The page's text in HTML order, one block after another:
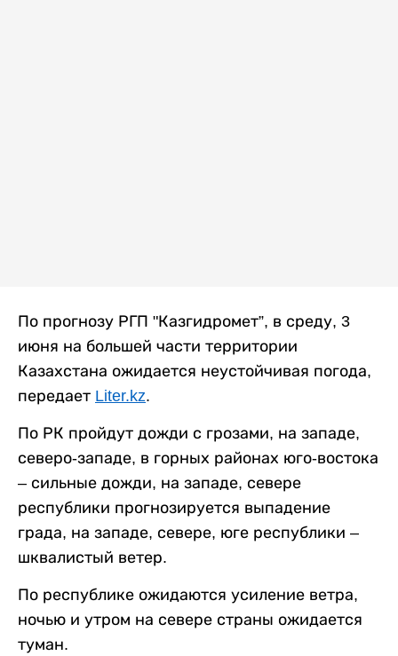
По прогнозу РГП "Казгидромет”, в среду, 3
июня на большей части территории
Казахстана ожидается неустойчивая погода,
передает Liter.kz.
По РК пройдут дожди с грозами, на западе,
северо-западе, в горных районах юго-востока
– сильные дожди, на западе, севере
республики прогнозируется выпадение
града, на западе, севере, юге республики –
шквалистый ветер.
По республике ожидаются усиление ветра,
ночью и утром на севере страны ожидается
туман.